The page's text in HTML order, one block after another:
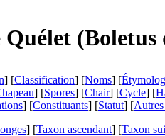
Quélet (Boletus
] [Classification] [Noms] [
] [Spores] [Chair] [Cycle] [
] [Constituants] [Statut] [
] [Taxon ascendant] [Taxon